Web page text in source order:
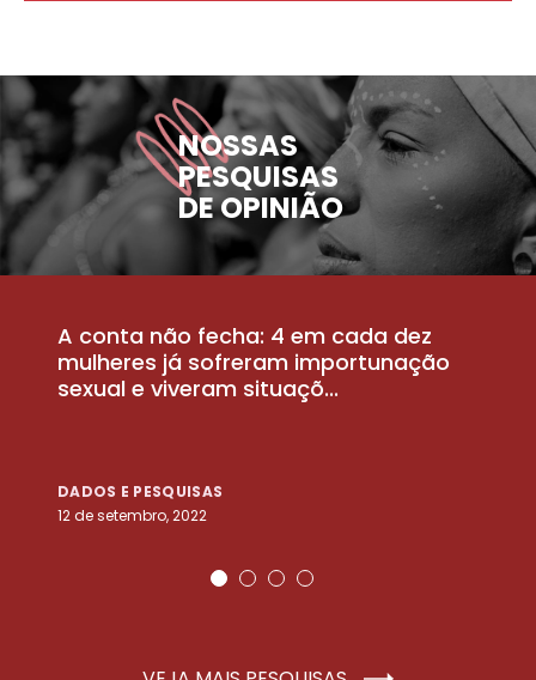
NOSSAS
PESQUISAS
DE OPINIÃO
A conta não fecha: 4 em cada dez
mulheres já sofreram importunação
sexual e viveram situaçõ...
DADOS E PESQUISAS
12 de setembro, 2022